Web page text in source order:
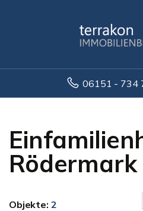
06151 - 734
Rödermark
Objekte: 2